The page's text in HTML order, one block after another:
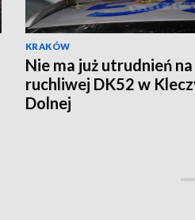
KRAKÓW
Nie ma już utrudnień na
ruchliwej DK52 w
Dolnej